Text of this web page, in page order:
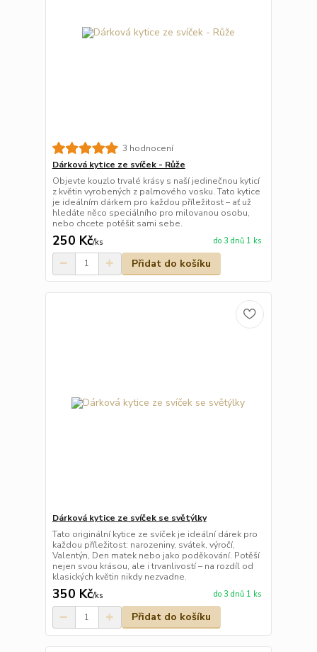
3 hodnocení
Dárková kytice ze svíček - Růže
Objevte kouzlo trvalé krásy s naší jedinečnou kyticí
z květin vyrobených z palmového vosku. Tato kytice
je ideálním dárkem pro každou příležitost – ať už
hledáte něco speciálního pro milovanou osobu,
nebo chcete potěšit sami sebe.
250 Kč/ks do 3 dnů 1 ks
Přidat do košíku
Dárková kytice ze svíček se světýlky
Tato originální kytice ze svíček je ideální dárek pro
každou příležitost: narozeniny, svátek, výročí,
Valentýn, Den matek nebo jako poděkování. Potěší
nejen svou krásou, ale i trvanlivostí – na rozdíl od
klasických květin nikdy nezvadne.
350 Kč/ks do 3 dnů 1 ks
Přidat do košíku